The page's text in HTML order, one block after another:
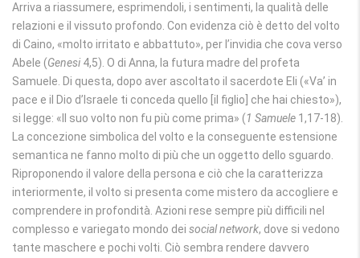
Arriva a riassumere, esprimendoli, i sentimenti, la qualità delle
relazioni e il vissuto profondo. Con evidenza ciò è detto del volto
di Caino, «molto irritato e abbattuto», per l’invidia che cova verso
Abele (Genesi 4,5). O di Anna, la futura madre del profeta
Samuele. Di questa, dopo aver ascoltato il sacerdote Eli («Va’ in
pace e il Dio d’Israele ti conceda quello [il figlio] che hai chiesto»),
si legge: «Il suo volto non fu più come prima» (1 Samuele 1,17-18).
La concezione simbolica del volto e la conseguente estensione
semantica ne fanno molto di più che un oggetto dello sguardo.
Riproponendo il valore della persona e ciò che la caratterizza
interiormente, il volto si presenta come mistero da accogliere e
comprendere in profondità. Azioni rese sempre più difficili nel
complesso e variegato mondo dei social network, dove si vedono
tante maschere e pochi volti. Ciò sembra rendere davvero